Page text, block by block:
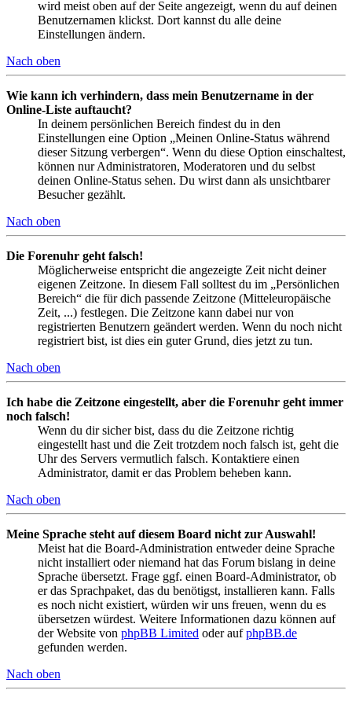
wird meist oben auf der Seite angezeigt, wenn du auf deinen
Benutzernamen klickst. Dort kannst du alle deine
Einstellungen ändern.
Nach oben
Wie kann ich verhindern, dass mein Benutzername in der
Online-Liste auftaucht?
In deinem persönlichen Bereich findest du in den
Einstellungen eine Option „Meinen Online-Status während
dieser Sitzung verbergen“. Wenn du diese Option einschaltest,
können nur Administratoren, Moderatoren und du selbst
deinen Online-Status sehen. Du wirst dann als unsichtbarer
Besucher gezählt.
Nach oben
Die Forenuhr geht falsch!
Möglicherweise entspricht die angezeigte Zeit nicht deiner
eigenen Zeitzone. In diesem Fall solltest du im „Persönlichen
Bereich“ die für dich passende Zeitzone (Mitteleuropäische
Zeit, ...) festlegen. Die Zeitzone kann dabei nur von
registrierten Benutzern geändert werden. Wenn du noch nicht
registriert bist, ist dies ein guter Grund, dies jetzt zu tun.
Nach oben
Ich habe die Zeitzone eingestellt, aber die Forenuhr geht immer
noch falsch!
Wenn du dir sicher bist, dass du die Zeitzone richtig
eingestellt hast und die Zeit trotzdem noch falsch ist, geht die
Uhr des Servers vermutlich falsch. Kontaktiere einen
Administrator, damit er das Problem beheben kann.
Nach oben
Meine Sprache steht auf diesem Board nicht zur Auswahl!
Meist hat die Board-Administration entweder deine Sprache
nicht installiert oder niemand hat das Forum bislang in deine
Sprache übersetzt. Frage ggf. einen Board-Administrator, ob
er das Sprachpaket, das du benötigst, installieren kann. Falls
es noch nicht existiert, würden wir uns freuen, wenn du es
übersetzen würdest. Weitere Informationen dazu können auf
der Website von phpBB Limited oder aufphpBB.de
gefunden werden.
Nach oben